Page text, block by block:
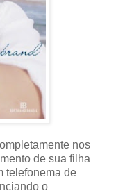
nos
de sua filha
telefonema de
o